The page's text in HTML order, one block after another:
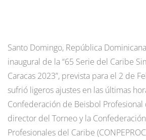
Santo Domingo, República
inaugural de la “65 Serie del Caribe
Caracas 2023”, prevista para el 2 de
sufrió ligeros ajustes en las últimas
Confederación de Beisbol Profesional
director del Torneo y la
Profesionales del Caribe